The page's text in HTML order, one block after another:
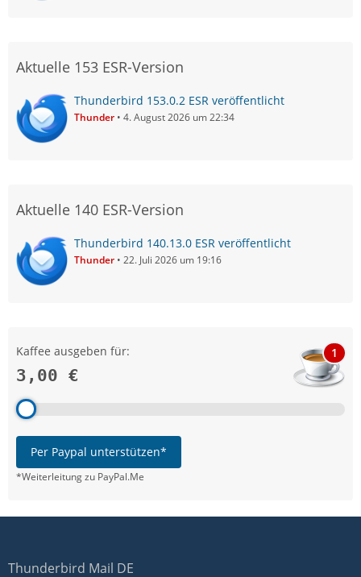
Aktuelle 153 ESR-Version
Thunderbird 153.0.2 ESR veröffentlicht
Thunder 4. August 2026 um 22:34
Aktuelle 140 ESR-Version
Thunderbird 140.13.0 ESR veröffentlicht
Thunder 22. Juli 2026 um 19:16
Kaffee ausgeben für:
3,00 €
1
Per Paypal unterstützen*
*Weiterleitung zu PayPal.Me
Thunderbird Mail DE